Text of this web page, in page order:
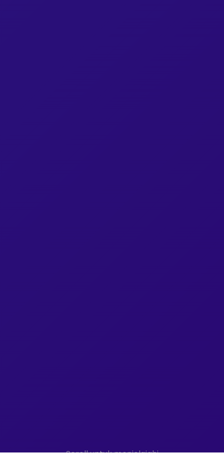
Scroll untuk menjelajahi